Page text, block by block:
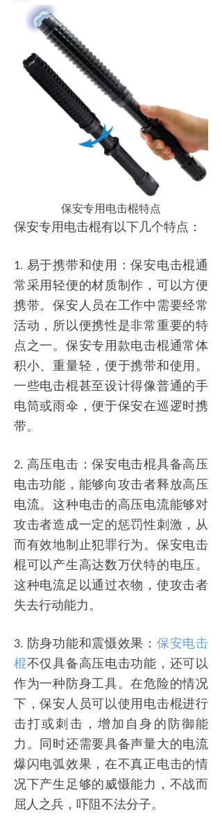
保安专用电击棍特点
保安专用电击棍有以下几个特点：
1. 易于携带和使用：保安电击棍通
常采用轻便的材质制作，可以方便
携带。保安人员在工作中需要经常
活动，所以便携性是非常重要的特
点之一。保安专用款电击棍通常体
积小、重量轻，便于携带和使用。
一些电击棍甚至设计得像普通的手
电筒或雨伞，便于保安在巡逻时携
带。
2. 高压电击：保安电击棍具备高压
电击功能，能够向攻击者释放高压
电流。这种电击的高压电流能够对
攻击者造成一定的惩罚性刺激，从
而有效地制止犯罪行为。保安电击
棍可以产生高达数万伏特的电压。
这种电流足以通过衣物，使攻击者
失去行动能力。
3. 防身功能和震慑效果： 保安电击
棍不仅具备高压电击功能，还可以
作为一种防身工具。在危险的情况
下，保安人员可以使用电击棍进行
击打或刺击，增加自身的防御能
力。同时还需要具备声量大的电流
爆闪电弧效果，在不真正电击的情
况下产生足够的威慑能力，不战而
屈人之兵，吓阻不法分子。